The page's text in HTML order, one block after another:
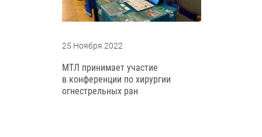
25 Ноября 2022
МТЛ принимает участие
в конференции по хирургии
огнестрельных ран